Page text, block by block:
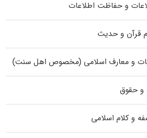
و حفاظت اطلاعات
قرآن و حدیث
و معارف اسلامی (مخصوص اهل سنت)
و حقوق
و کلام اسلامی